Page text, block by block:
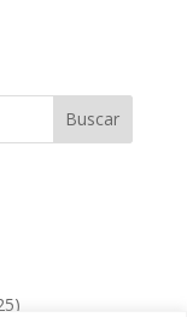
Buscar
25